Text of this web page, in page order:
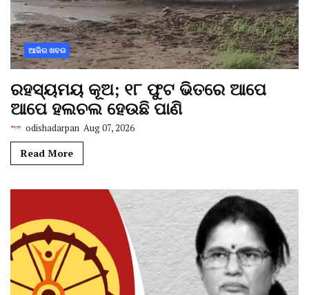
ଆଜିର ଖବର
ରହସ୍ୟମୟ କୂଅ; ୧୮ ଫୁଟ ଭିତରେ ଆପେ
ଆପେ ହଲଚଲ ହେଉଛି ପାଣି
odishadarpan Aug 07, 2026
Read More